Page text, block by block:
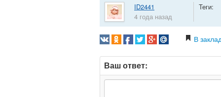
ID2441
4 года назад
Теги:
В
Ваш ответ: